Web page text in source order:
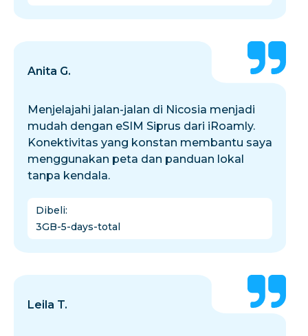
Anita G.
Menjelajahi jalan-jalan di Nicosia menjadi
mudah dengan eSIM Siprus dari iRoamly.
Konektivitas yang konstan membantu saya
menggunakan peta dan panduan lokal
tanpa kendala.
Dibeli:
3GB-5-days-total
Leila T.